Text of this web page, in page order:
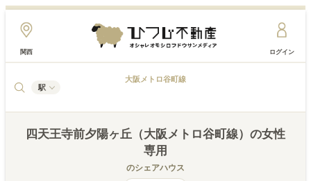
関西 ログイン
駅
大阪メトロ谷町線
四天王寺前夕陽ヶ丘（大阪メトロ谷町線） の女性
専用
のシェアハウス